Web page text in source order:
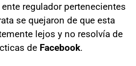
regulador pertenecientes
se quejaron de que esta
lejos y no resolvía de
de Facebook.